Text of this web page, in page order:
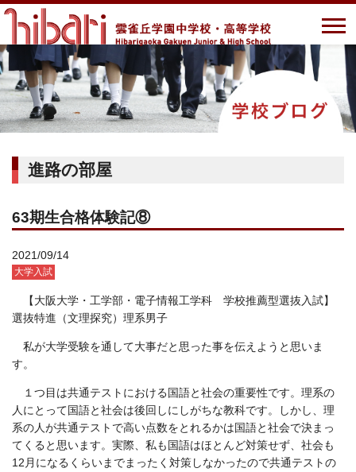
進路の部屋
63期生合格体験記⑧
2021/09/14
大学入試
【大阪大学・工学部・電子情報工学科 学校推薦型選抜入試】
選抜特進（文理探究）理系男子
私が大学受験を通して大事だと思った事を伝えようと思いま
す。
１つ目は共通テストにおける国語と社会の重要性です。理系の
人にとって国語と社会は後回しにしがちな教科です。しかし、理
系の人が共通テストで高い点数をとれるかは国語と社会で決まっ
てくると思います。実際、私も国語はほとんど対策せず、社会も
12 月になるくらいまでまったく対策しなかったので共通テストの